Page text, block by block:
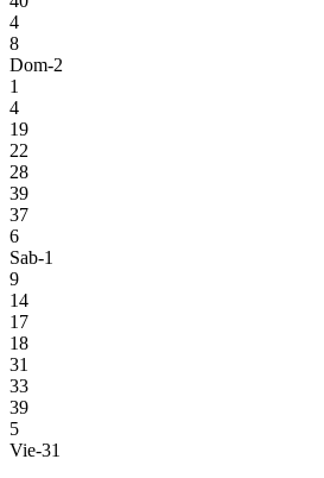
4
8
Dom-2
1
4
19
22
28
39
37
6
Sab-1
9
14
17
18
31
33
39
5
Vie-31